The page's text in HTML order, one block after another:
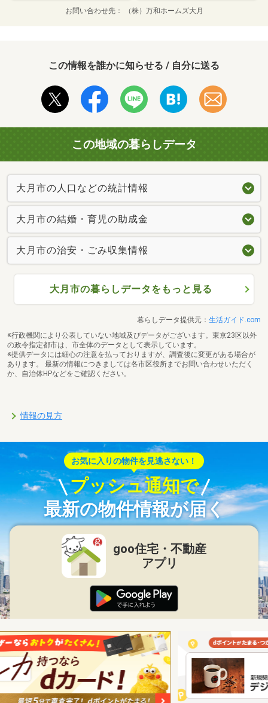
お問い合わせ先 （株）万和ホームズ大月
この情報を誰かに知らせる / 自分に送る
この地域の暮らしデータ
大月市の人口などの統計情報
大月市の結婚・育児の助成金
大月市の治安・ごみ収集情報
大月市の暮らしデータをもっと見る
暮らしデータ提供元： 生活ガイド.com
※行政機関により公表していない地域及びデータがございます。東京23区以外
の政令指定都市は、市全体のデータとして表示しています。
※提供データには細心の注意を払っておりますが、調査後に変更がある場合が
あります。 最新の情報につきましては各市区役所までお問い合わせいただく
か、自治体HPなどをご確認ください。
情報の見方
お気に入りの物件を見逃さない！
プッシュ通知で
最新の物件情報が届く
goo住宅・不動産
アプリ